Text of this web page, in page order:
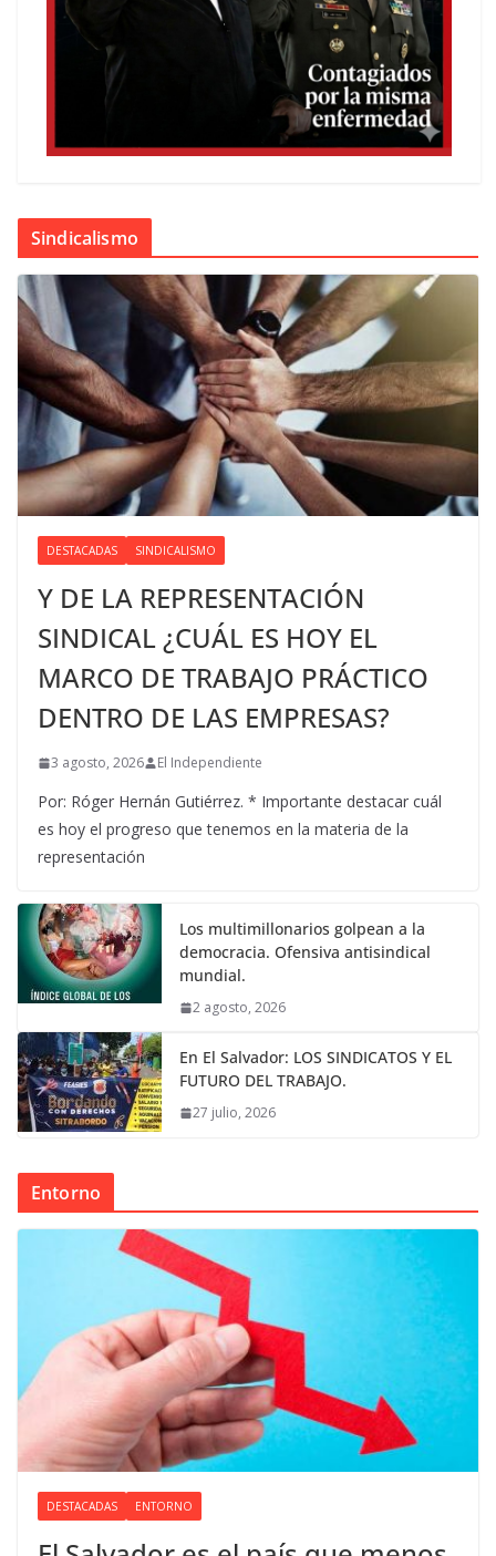
Sindicalismo
DESTACADAS SINDICALISMO
Y DE LA REPRESENTACIÓN
SINDICAL ¿CUÁL ES HOY EL
MARCO DE TRABAJO PRÁCTICO
DENTRO DE LAS EMPRESAS?
3 agosto, 2026 El Independiente
Por: Róger Hernán Gutiérrez. * Importante destacar cuál
es hoy el progreso que tenemos en la materia de la
representación
Los multimillonarios golpean a la
democracia. Ofensiva antisindical
mundial.
2 agosto, 2026
En El Salvador: LOS SINDICATOS Y EL
FUTURO DEL TRABAJO.
27 julio, 2026
Entorno
DESTACADAS ENTORNO